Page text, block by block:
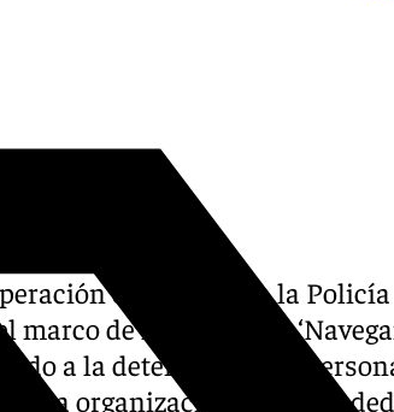
conjunta con la Policía
marco de la operación
a la detención de 15
una organización criminal